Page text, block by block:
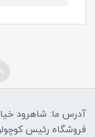
آدرس ما: شاهرود
فروشگاه رئیس